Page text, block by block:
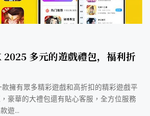
多元的遊戲禮包，福利折
擁有眾多精彩遊戲和高折扣的精彩遊戲平
豪華的大禮包還有貼心客服，全方位服務
遊…